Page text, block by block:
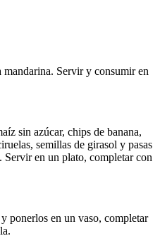
Servir y consumir en
sin azúcar, chips de banana,
semillas de girasol y pasas
Servir en un plato, completar con
ponerlos en un vaso, completar